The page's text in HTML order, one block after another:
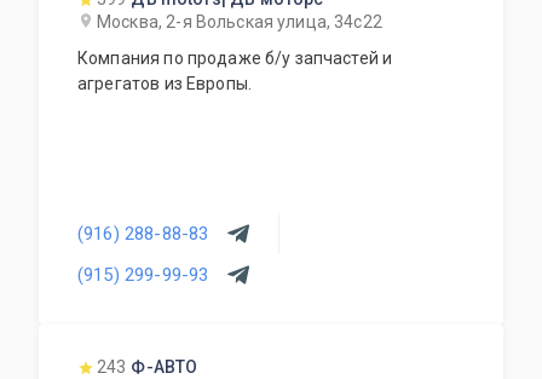
Москва, 2-я Вольская улица, 34с22
Компания по продаже б/у запчастей и
агрегатов из Европы.
(916) 288-88-83
(915) 299-99-93
243 Ф-АВТО